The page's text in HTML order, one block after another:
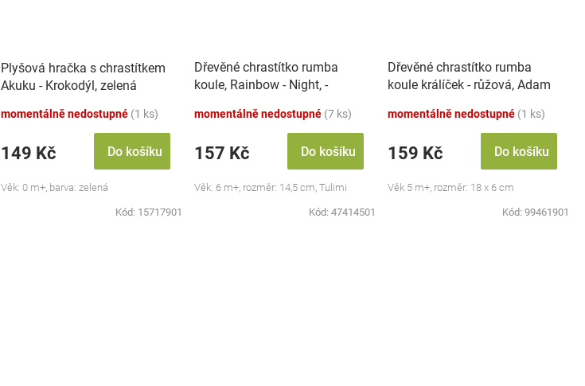
Plyšová hračka s chrastítkem
Akuku - Krokodýl, zelená
momentálně nedostupné (1 ks)
149 Kč Do košíku
Věk: 0 m+, barva: zelená
Kód: 15717901
Dřevěné chrastítko rumba
koule, Rainbow - Night, -
momentálně nedostupné (7 ks)
157 Kč Do košíku
Věk: 6 m+, rozměr: 14,5 cm, Tulimi
Kód: 47414501
Dřevěné chrastítko rumba
koule králíček - růžová, Adam
momentálně nedostupné (1 ks)
159 Kč Do košíku
Věk 5 m+, rozměr: 18 x 6 cm
Kód: 99461901